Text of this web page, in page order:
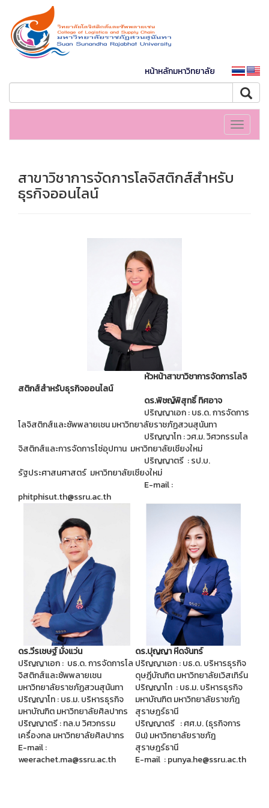
หน้าหลักมหาวิทยาลัย
Toggle
สาขาวิชาการจัดการโลจิสติกส์สำหรับ
ธุรกิจออนไลน์
หัวหน้าสาขาวิชาการจัดการโลจิ
สติกส์สำหรับธุรกิจออนไลน์
ดร.พิชญ์พิสุทธิ์ ทิศอาจ
ปริญญาเอก : บธ.ด. การจัดการ
โลจิสติกส์และซัพพลายเชน มหาวิทยาลัยราชภัฏสวนสุนันทา
ปริญญาโท : วศ.ม. วิศวกรรมโล
จิสติกส์และการจัดการโซ่อุปทาน มหาวิทยาลัยเชียงใหม่
ปริญญาตรี : รป.บ.
รัฐประศาสนศาสตร์ มหาวิทยาลัยเชียงใหม่
E-mail :
phitphisut.th@ssru.ac.th
ดร.วีรเชษฐ์ มั่งแว่น
ปริญญาเอก : บธ.ด. การจัดการโล
จิสติกส์และซัพพลายเชน
มหาวิทยาลัยราชภัฏสวนสุนันทา
ปริญญาโท : บธ.ม. บริหารธุรกิจ
มหาบัณฑิต มหาวิทยาลัยศิลปากร
ปริญญาตรี : ทล.บ วิศวกรรม
เครื่องกล มหาวิทยาลัยศิลปากร
E-mail :
weerachet.ma@ssru.ac.th
ดร.ปุญญา หีดจันทร์
ปริญญาเอก : บธ.ด. บริหารธุรกิจ
ดุษฎีบัณฑิต มหาวิทยาลัยเวิสเทิร์น
ปริญญาโท : บธ.ม. บริหารธุรกิจ
มหาบัณฑิต มหาวิทยาลัยราชภัฎ
สุราษฎร์ธานี
ปริญญาตรี : ศศ.บ. (ธุรกิจการ
บิน) มหาวิทยาลัยราชภัฎ
สุราษฎร์ธานี
E-mail : punya.he@ssru.ac.th